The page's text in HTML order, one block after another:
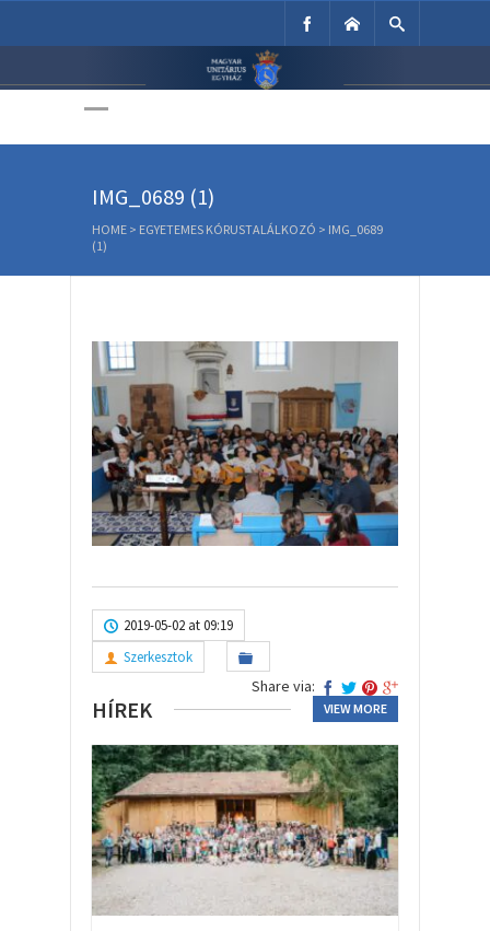
Unitárius Egyház
IMG_0689 (1)
HOME > EGYETEMES KÓRUSTALÁLKOZÓ > IMG_0689
(1)
2019-05-02 at 09:19
Szerkesztok
Share via:
HÍREK VIEW MORE